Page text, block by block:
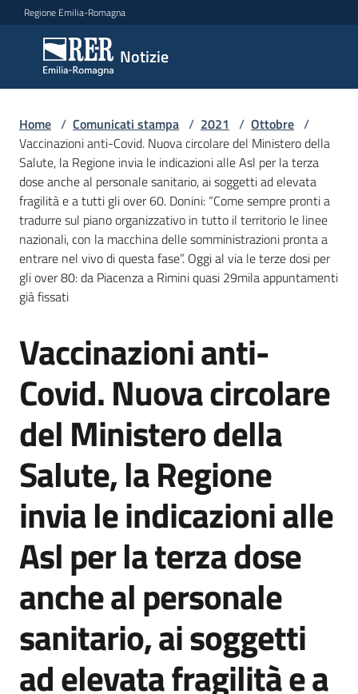
Vai al contenuto
Vai alla navigazione
Vai al footer
Regione Emilia-Romagna
Notizie
Notizie
Comunicati
stampa
Menu selezionato
Cerca
un
comunicato
Risorse
Agenzia
di
informazione
e
comunicazione
Seguici
Home / Comunicati stampa / 2021 / Ottobre /
Vaccinazioni anti-Covid. Nuova circolare del Ministero della
Salute, la Regione invia le indicazioni alle Asl per la terza
dose anche al personale sanitario, ai soggetti ad elevata
fragilità e a tutti gli over 60. Donini: “Come sempre pronti a
tradurre sul piano organizzativo in tutto il territorio le linee
nazionali, con la macchina delle somministrazioni pronta a
entrare nel vivo di questa fase”. Oggi al via le terze dosi per
gli over 80: da Piacenza a Rimini quasi 29mila appuntamenti
già fissati
Salta al contenuto
Vaccinazioni anti-
Covid. Nuova circolare
del Ministero della
Salute, la Regione
invia le indicazioni alle
Asl per la terza dose
anche al personale
sanitario, ai soggetti
ad elevata fragilità e a